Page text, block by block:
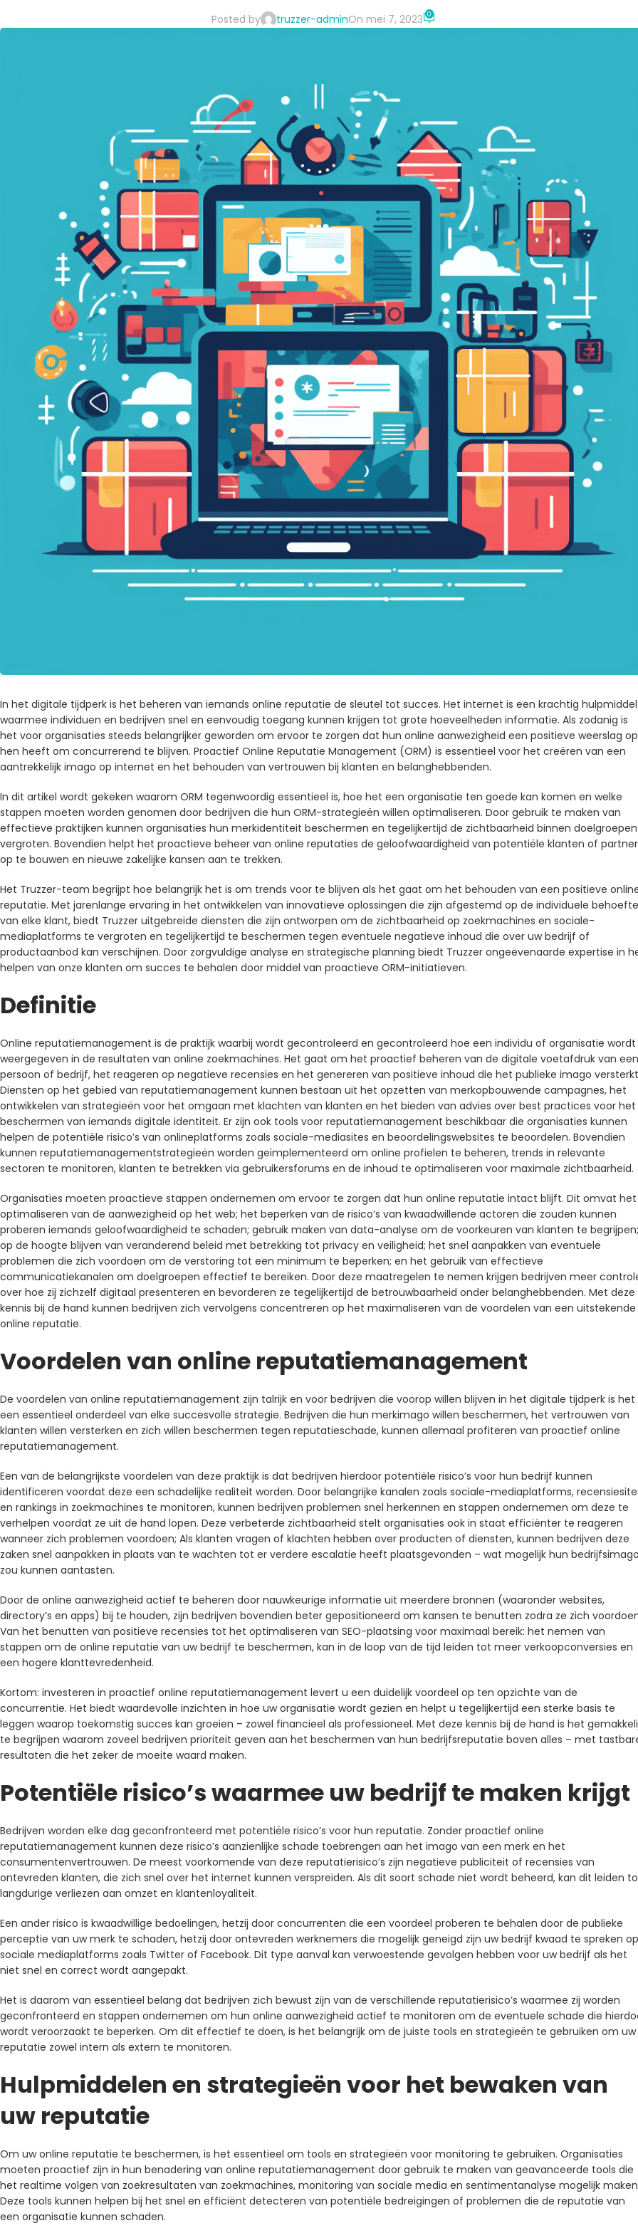
Posted by truzzer-adminOn mei 7, 2023 0
In het digitale tijdperk is het beheren van iemands online reputatie de sleutel tot succes. Het internet is een krachtig hulpmiddel
waarmee individuen en bedrijven snel en eenvoudig toegang kunnen krijgen tot grote hoeveelheden informatie. Als zodanig is
het voor organisaties steeds belangrijker geworden om ervoor te zorgen dat hun online aanwezigheid een positieve weerslag op
hen heeft om concurrerend te blijven. Proactief Online Reputatie Management (ORM) is essentieel voor het creëren van een
aantrekkelijk imago op internet en het behouden van vertrouwen bij klanten en belanghebbenden.
In dit artikel wordt gekeken waarom ORM tegenwoordig essentieel is, hoe het een organisatie ten goede kan komen en welke
stappen moeten worden genomen door bedrijven die hun ORM-strategieën willen optimaliseren. Door gebruik te maken van
effectieve praktijken kunnen organisaties hun merkidentiteit beschermen en tegelijkertijd de zichtbaarheid binnen doelgroepen
vergroten. Bovendien helpt het proactieve beheer van online reputaties de geloofwaardigheid van potentiële klanten of
op te bouwen en nieuwe zakelijke kansen aan te trekken.
Het Truzzer-team begrijpt hoe belangrijk het is om trends voor te blijven als het gaat om het behouden van een positieve
reputatie. Met jarenlange ervaring in het ontwikkelen van innovatieve oplossingen die zijn afgestemd op de individuele
van elke klant, biedt Truzzer uitgebreide diensten die zijn ontworpen om de zichtbaarheid op zoekmachines en sociale-
mediaplatforms te vergroten en tegelijkertijd te beschermen tegen eventuele negatieve inhoud die over uw bedrijf of
productaanbod kan verschijnen. Door zorgvuldige analyse en strategische planning biedt Truzzer ongeëvenaarde expertise in
helpen van onze klanten om succes te behalen door middel van proactieve ORM-initiatieven.
Definitie
Online reputatiemanagement is de praktijk waarbij wordt gecontroleerd en gecontroleerd hoe een individu of organisatie wordt
weergegeven in de resultaten van online zoekmachines. Het gaat om het proactief beheren van de digitale voetafdruk van een
persoon of bedrijf, het reageren op negatieve recensies en het genereren van positieve inhoud die het publieke imago
Diensten op het gebied van reputatiemanagement kunnen bestaan ​​uit het opzetten van merkopbouwende campagnes, het
ontwikkelen van strategieën voor het omgaan met klachten van klanten en het bieden van advies over best practices voor het
beschermen van iemands digitale identiteit. Er zijn ook tools voor reputatiemanagement beschikbaar die organisaties kunnen
helpen de potentiële risico’s van onlineplatforms zoals sociale-mediasites en beoordelingswebsites te beoordelen. Bovendien
kunnen reputatiemanagementstrategieën worden geïmplementeerd om online profielen te beheren, trends in relevante
sectoren te monitoren, klanten te betrekken via gebruikersforums en de inhoud te optimaliseren voor maximale zichtbaarheid.
Organisaties moeten proactieve stappen ondernemen om ervoor te zorgen dat hun online reputatie intact blijft. Dit omvat het
optimaliseren van de aanwezigheid op het web; het beperken van de risico’s van kwaadwillende actoren die zouden kunnen
proberen iemands geloofwaardigheid te schaden; gebruik maken van data-analyse om de voorkeuren van klanten te begrijpen;
op de hoogte blijven van veranderend beleid met betrekking tot privacy en veiligheid; het snel aanpakken van eventuele
problemen die zich voordoen om de verstoring tot een minimum te beperken; en het gebruik van effectieve
communicatiekanalen om doelgroepen effectief te bereiken. Door deze maatregelen te nemen krijgen bedrijven meer
over hoe zij zichzelf digitaal presenteren en bevorderen ze tegelijkertijd de betrouwbaarheid onder belanghebbenden. Met deze
kennis bij de hand kunnen bedrijven zich vervolgens concentreren op het maximaliseren van de voordelen van een uitstekende
online reputatie.
Voordelen van online reputatiemanagement
De voordelen van online reputatiemanagement zijn talrijk en voor bedrijven die voorop willen blijven in het digitale tijdperk is het
een essentieel onderdeel van elke succesvolle strategie. Bedrijven die hun merkimago willen beschermen, het vertrouwen van
klanten willen versterken en zich willen beschermen tegen reputatieschade, kunnen allemaal profiteren van proactief online
reputatiemanagement.
Een van de belangrijkste voordelen van deze praktijk is dat bedrijven hierdoor potentiële risico’s voor hun bedrijf kunnen
identificeren voordat deze een schadelijke realiteit worden. Door belangrijke kanalen zoals sociale-mediaplatforms,
en rankings in zoekmachines te monitoren, kunnen bedrijven problemen snel herkennen en stappen ondernemen om deze te
verhelpen voordat ze uit de hand lopen. Deze verbeterde zichtbaarheid stelt organisaties ook in staat efficiënter te reageren
wanneer zich problemen voordoen; Als klanten vragen of klachten hebben over producten of diensten, kunnen bedrijven deze
zaken snel aanpakken in plaats van te wachten tot er verdere escalatie heeft plaatsgevonden – wat mogelijk hun bedrijfsimago
zou kunnen aantasten.
Door de online aanwezigheid actief te beheren door nauwkeurige informatie uit meerdere bronnen (waaronder websites,
directory’s en apps) bij te houden, zijn bedrijven bovendien beter gepositioneerd om kansen te benutten zodra ze zich
Van het benutten van positieve recensies tot het optimaliseren van SEO-plaatsing voor maximaal bereik: het nemen van
stappen om de online reputatie van uw bedrijf te beschermen, kan in de loop van de tijd leiden tot meer verkoopconversies en
een hogere klanttevredenheid.
Kortom: investeren in proactief online reputatiemanagement levert u een duidelijk voordeel op ten opzichte van de
concurrentie. Het biedt waardevolle inzichten in hoe uw organisatie wordt gezien en helpt u tegelijkertijd een sterke basis te
leggen waarop toekomstig succes kan groeien – zowel financieel als professioneel. Met deze kennis bij de hand is het
te begrijpen waarom zoveel bedrijven prioriteit geven aan het beschermen van hun bedrijfsreputatie boven alles – met
resultaten die het zeker de moeite waard maken.
Potentiële risico’s waarmee uw bedrijf te maken krijgt
Bedrijven worden elke dag geconfronteerd met potentiële risico’s voor hun reputatie. Zonder proactief online
reputatiemanagement kunnen deze risico’s aanzienlijke schade toebrengen aan het imago van een merk en het
consumentenvertrouwen. De meest voorkomende van deze reputatierisico’s zijn negatieve publiciteit of recensies van
ontevreden klanten, die zich snel over het internet kunnen verspreiden. Als dit soort schade niet wordt beheerd, kan dit leiden
langdurige verliezen aan omzet en klantenloyaliteit.
Een ander risico is kwaadwillige bedoelingen, hetzij door concurrenten die een voordeel proberen te behalen door de publieke
perceptie van uw merk te schaden, hetzij door ontevreden werknemers die mogelijk geneigd zijn uw bedrijf kwaad te spreken op
sociale mediaplatforms zoals Twitter of Facebook. Dit type aanval kan verwoestende gevolgen hebben voor uw bedrijf als het
niet snel en correct wordt aangepakt.
Het is daarom van essentieel belang dat bedrijven zich bewust zijn van de verschillende reputatierisico’s waarmee zij worden
geconfronteerd en stappen ondernemen om hun online aanwezigheid actief te monitoren om de eventuele schade die
wordt veroorzaakt te beperken. Om dit effectief te doen, is het belangrijk om de juiste tools en strategieën te gebruiken om uw
reputatie zowel intern als extern te monitoren.
Hulpmiddelen en strategieën voor het bewaken van
uw reputatie
Om uw online reputatie te beschermen, is het essentieel om tools en strategieën voor monitoring te gebruiken. Organisaties
moeten proactief zijn in hun benadering van online reputatiemanagement door gebruik te maken van geavanceerde tools die
het realtime volgen van zoekresultaten van zoekmachines, monitoring van sociale media en sentimentanalyse mogelijk
Deze tools kunnen helpen bij het snel en efficiënt detecteren van potentiële bedreigingen of problemen die de reputatie van
een organisatie kunnen schaden.